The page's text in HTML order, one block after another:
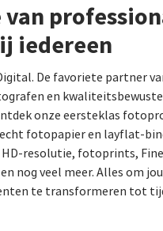
van
iedereen
De favoriete partner
en kwaliteitsbewuste
onze eersteklas
fotopapier en layflat-
HD-resolutie, fotoprints,
nog veel meer. Alles om
te transformeren tot